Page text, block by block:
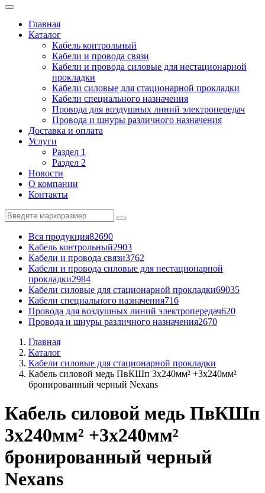
Главная
Каталог
Кабель контрольный
Кабели и провода связи
Кабели и провода силовые для нестационарной
прокладки
Кабели силовые для стационарной прокладки
Кабели специального назначения
Провода для воздушных линий электропередач
Провода и шнуры различного назначения
Доставка и оплата
Услуги
Раздел 1
Раздел 2
Новости
О компании
Контакты
Вся продукция82690
Кабель контрольный2903
Кабели и провода связи3762
Кабели и провода силовые для нестационарной
прокладки2984
Кабели силовые для стационарной прокладки69035
Кабели специального назначения716
Провода для воздушных линий электропередач620
Провода и шнуры различного назначения2670
Главная
Каталог
Кабели силовые для стационарной прокладки
Кабель силовой медь ПвКШп 3x240мм² +3x240мм²
бронированный черный Nexans
Кабель силовой медь ПвКШп
3x240мм² +3x240мм²
бронированный черный
Nexans